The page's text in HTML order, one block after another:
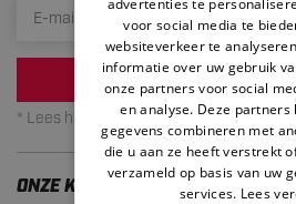
* Lees hier de wettelijke beperkingen
ONZE KLANTEN ZIJN TEVREDEN
voor social media te
websiteverkeer te
informatie over uw gebruik
onze partners voor social
en analyse. Deze partners
gegevens combineren met
die u aan ze heeft verstrekt
verzameld op basis van uw
services. Lees